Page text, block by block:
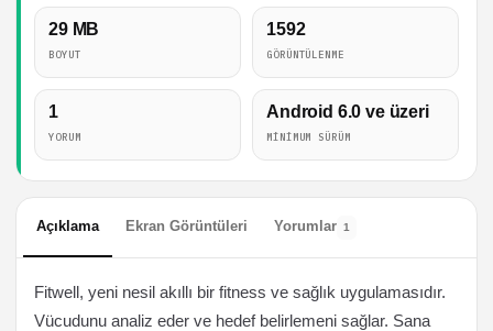
29 MB
BOYUT
1592
GÖRÜNTÜLENME
1
YORUM
Android 6.0 ve üzeri
MINIMUM SÜRÜM
Açıklama Ekran Görüntüleri Yorumlar 1
Fitwell, yeni nesil akıllı bir fitness ve sağlık uygulamasıdır.
Vücudunu analiz eder ve hedef belirlemeni sağlar. Sana